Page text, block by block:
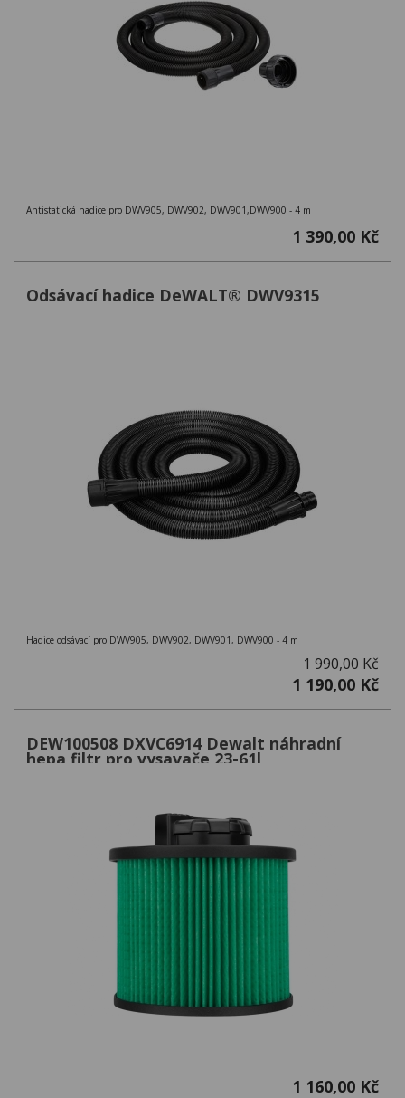
Antistatická hadice pro DWV905, DWV902, DWV901,DWV900 - 4 m
1 390,00 Kč
Odsávací hadice DeWALT® DWV9315
Hadice odsávací pro DWV905, DWV902, DWV901, DWV900 - 4 m
1 990,00 Kč
1 190,00 Kč
DEW100508 DXVC6914 Dewalt náhradní
hepa filtr pro vysavače 23-61l
1 160,00 Kč